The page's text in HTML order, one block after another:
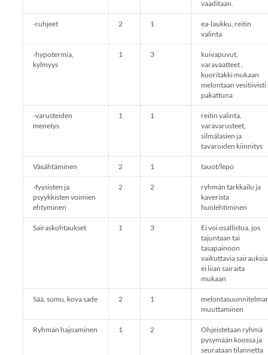
vaaditaan.
-ruhjeet 2 1
ea-laukku, reitin
valinta
-hypotermia,
kylmyys
1 3
kuivapuvut,
varavaatteet ,
kuoritakki mukaan
melontaan vesitiivisti
pakattuna
-varusteiden
menetys
1 1
reitin valinta,
varavarusteet,
silmälasien ja
tavaroiden kiinnitys
Väsähtäminen 2 1 tauot/lepo
-fyysisten ja
psyykkisten voimien
ehtyminen
2 2
ryhmän tarkkailu ja
kaverista
huolehtiminen
Sairaskohtaukset 1 3
Ei voi osallistua, jos
tajuntaan tai
tasapainoon
vaikuttavia
ei liian sairaita
mukaan
Sää, sumu, kova sade 2 1
muuttaminen
Ryhmän hajoaminen 1 2
Ohjeistetaan ryhmä
pysymään koossa ja
seurataan tilannetta